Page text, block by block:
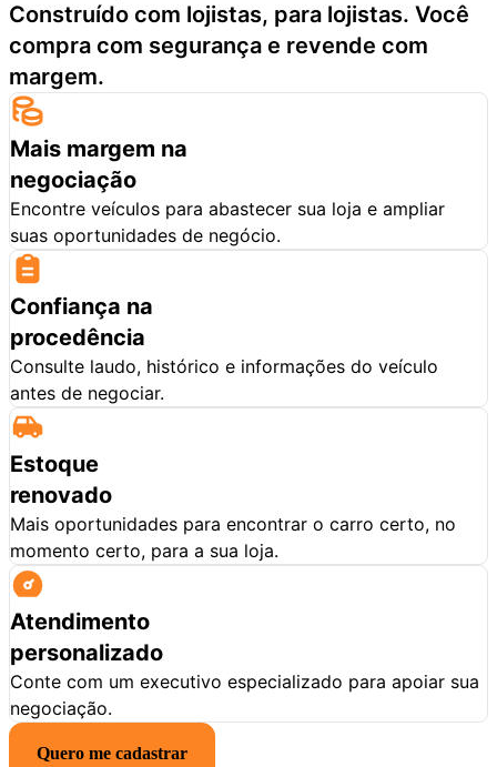
Construído com lojistas, para lojistas. Você
compra com segurança e revende com
margem.
Mais margem na
negociação
Encontre veículos para abastecer sua loja e ampliar
suas oportunidades de negócio.
Confiança na
procedência
Consulte laudo, histórico e informações do veículo
antes de negociar.
Estoque
renovado
Mais oportunidades para encontrar o carro certo, no
momento certo, para a sua loja.
Atendimento
personalizado
Conte com um executivo especializado para apoiar sua
negociação.
Quero me cadastrar